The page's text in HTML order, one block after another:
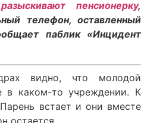
разыскивают пенсионерку,
телефон, оставленный
паблик «Инцидент
видно, что молодой
в каком-то учреждении. К
встает и они вместе
остается.